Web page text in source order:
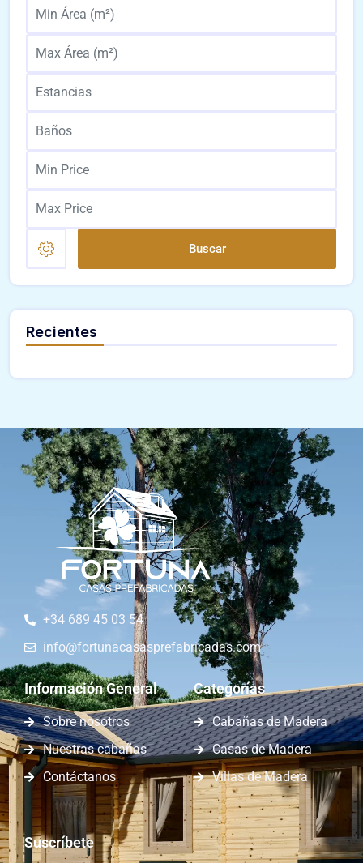
Buscar
Recientes
+34 689 45 03 54
info@fortunacasasprefabricadas.com
Información General
Sobre nosotros
Nuestras cabañas
Contáctanos
Categorías
Cabañas de Madera
Casas de Madera
Villas de Madera
Suscríbete